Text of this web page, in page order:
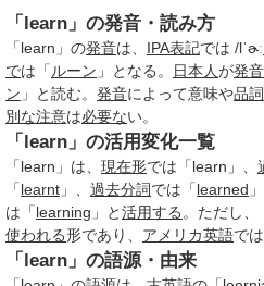
「learn」の発音・読み方
「learn」の発音は、 IPA表記では /lˈɚː
では「 ルーン 」となる。 日本人が発
ン 」と読む。 発音によって意味や品詞
別な注意は必要ない。
「learn」の活用変化一覧
「learn」は、 現在形では「learn」、
「learnt 」、 過去分詞では「learned
は「learning 」と活用する 。ただし、
使われる形であり、 アメリカ英語で
「learn」の語源・由来